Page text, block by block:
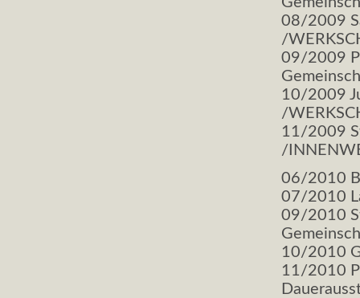
08/2009
/
09/2009
10/2009
/
11/2009
/
06/2010
07/2010
09/2010
10/2010
11/2010